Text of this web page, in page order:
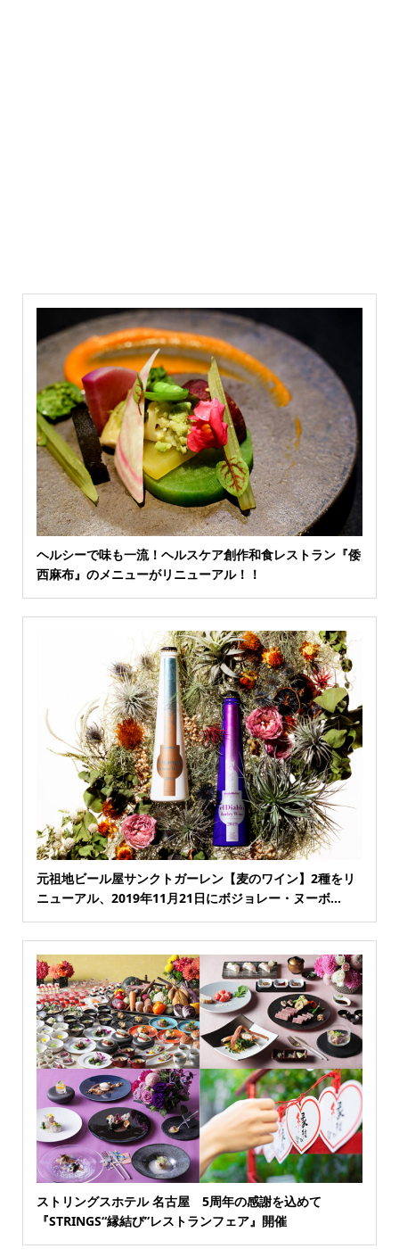
ヘルシーで味も一流！ヘルスケア創作和食レストラン『倭
西麻布』のメニューがリニューアル！！
元祖地ビール屋サンクトガーレン【麦のワイン】2種をリ
ニューアル、2019年11月21日にボジョレー・ヌーボ...
ストリングスホテル 名古屋 5周年の感謝を込めて
『STRINGS“縁結び”レストランフェア』開催